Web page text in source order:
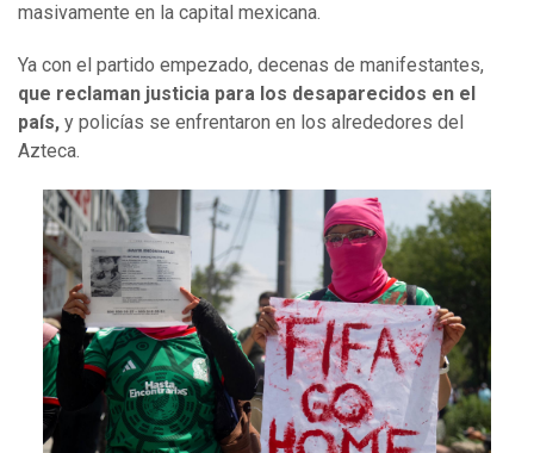
masivamente en la capital mexicana.
Ya con el partido empezado, decenas de manifestantes,
que reclaman justicia para los desaparecidos en el
país, y policías se enfrentaron en los alrededores del
Azteca.